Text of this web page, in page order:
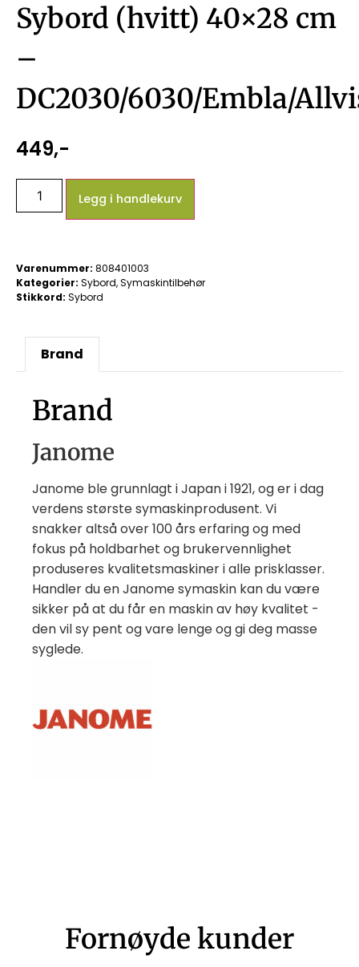
Sybord (hvitt) 40×28 cm
–
DC2030/6030/Embla/
449,-
Legg i handlekurv
Varenummer: 808401003
Kategorier: Sybord,Symaskintilbehør
Stikkord: Sybord
Brand
Brand
Janome
Janome ble grunnlagt i Japan i 1921, og er i dag
verdens største symaskinprodusent. Vi
snakker altså over 100 års erfaring og med
fokus på holdbarhet og brukervennlighet
produseres kvalitetsmaskiner i alle prisklasser.
Handler du en Janome symaskin kan du være
sikker på at du får en maskin av høy kvalitet -
den vil sy pent og vare lenge og gi deg masse
syglede.
Fornøyde kunder